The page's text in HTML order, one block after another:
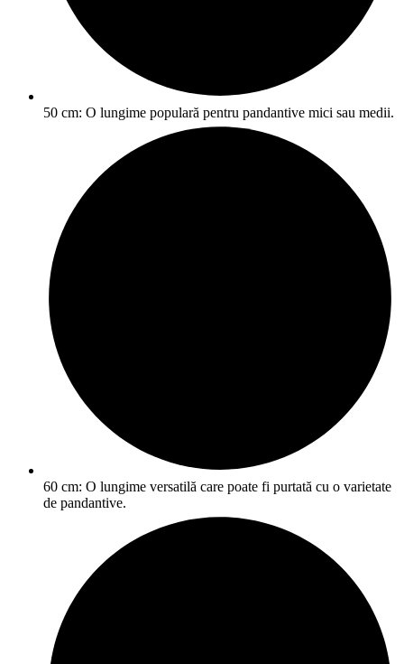
50 cm: O lungime populară pentru pandantive mici sau medii.
60 cm: O lungime versatilă care poate fi purtată cu o varietate
de pandantive.